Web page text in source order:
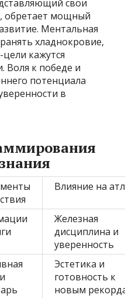
свои
обретает мощный
Ментальная
хладнокровие,
кажутся
к победе и
потенциала
в
Влияние на
Железная
дисциплина и
уверенность
Эстетика и
готовность к
новым